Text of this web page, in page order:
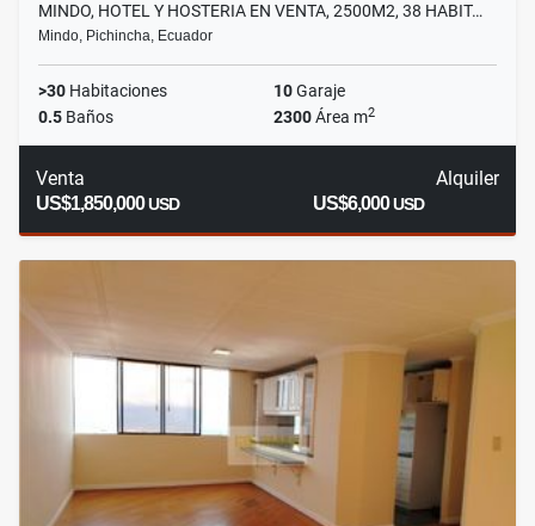
MINDO, HOTEL Y HOSTERIA EN VENTA, 2500M2, 38 HABIT…
Mindo, Pichincha, Ecuador
>30 Habitaciones 10Garaje
0.5 Baños 2300Área m2
Venta
US$1,850,000USD
Alquiler
US$6,000USD